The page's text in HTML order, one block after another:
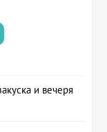
и вечеря